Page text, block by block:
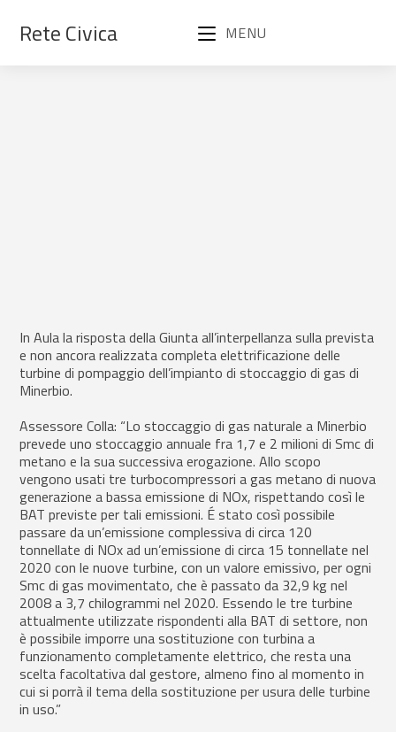
Rete Civica MENU
In Aula la risposta della Giunta all’interpellanza sulla prevista
e non ancora realizzata completa elettrificazione delle
turbine di pompaggio dell’impianto di stoccaggio di gas di
Minerbio.
Assessore Colla: “Lo stoccaggio di gas naturale a Minerbio
prevede uno stoccaggio annuale fra 1,7 e 2 milioni di Smc di
metano e la sua successiva erogazione. Allo scopo
vengono usati tre turbocompressori a gas metano di nuova
generazione a bassa emissione di NOx, rispettando così le
BAT previste per tali emissioni. É stato così possibile
passare da un’emissione complessiva di circa 120
tonnellate di NOx ad un’emissione di circa 15 tonnellate nel
2020 con le nuove turbine, con un valore emissivo, per ogni
Smc di gas movimentato, che è passato da 32,9 kg nel
2008 a 3,7 chilogrammi nel 2020. Essendo le tre turbine
attualmente utilizzate rispondenti alla BAT di settore, non
è possibile imporre una sostituzione con turbina a
funzionamento completamente elettrico, che resta una
scelta facoltativa dal gestore, almeno fino al momento in
cui si porrà il tema della sostituzione per usura delle turbine
in uso.”